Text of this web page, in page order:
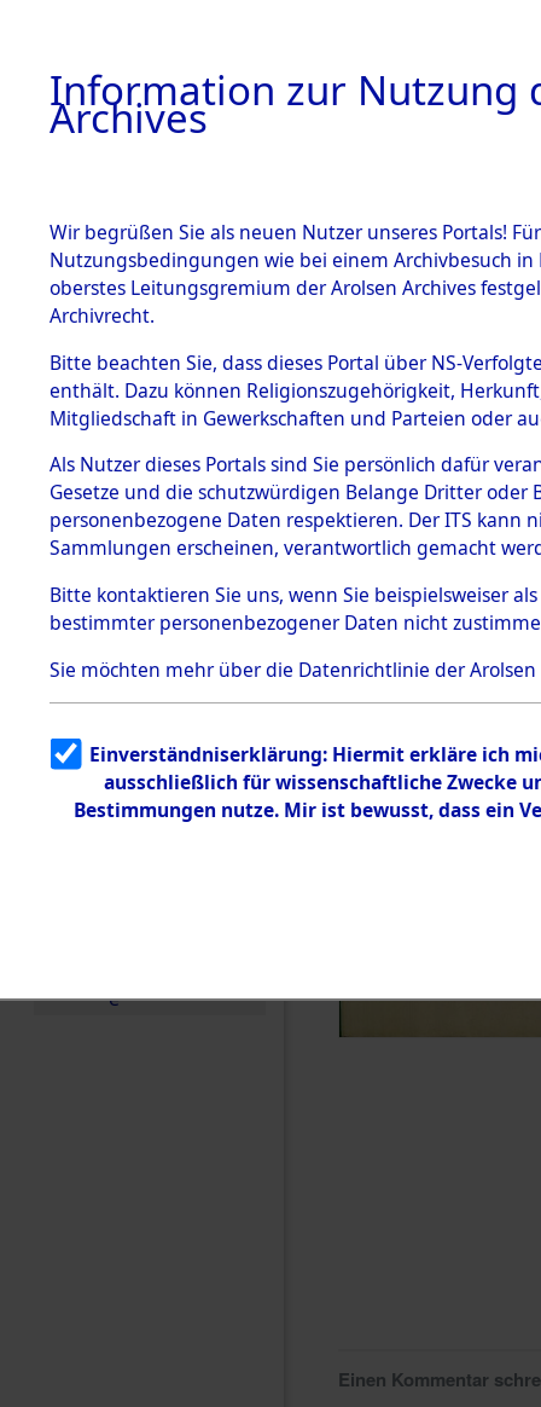
BESTÄNDE
1.
mente
5. Verschiedenes
5.3
Todesmärsche
5.3.1 Alliierte
Erhebungen
zu
Todesmärsch
en
5.3.2
g
5.3.3
Todesmärsch
e
KZ
anderen
1944 bis
0002
Einen Kommentar
Information zur Nutzung
Archives
Wir begrüßen Sie als neuen Nutzer unseres Portals!
Nutzungsbedingungen wie bei einem Archivbesuch
oberstes Leitungsgremium der Arolsen Archives
Archivrecht.
Bitte beachten Sie, dass dieses Portal über NS-
enthält. Dazu können Religionszugehörigkeit,
Mitgliedschaft in Gewerkschaften und Parteien oder
Als Nutzer dieses Portals sind Sie persönlich dafür
Gesetze und die schutzwürdigen Belange Dritter
personenbezogene Daten respektieren. Der ITS
Sammlungen erscheinen, verantwortlich gemacht
Bitte kontaktieren Sie uns, wenn Sie beispielsweiser
bestimmter personenbezogener Daten nicht
Sie möchten mehr über die Datenrichtlinie der Arolsen
Einverständniserklärung: Hiermit erkläre ich
ausschließlich für wissenschaftliche Zwecke
Bestimmungen nutze. Mir ist bewusst, dass ein